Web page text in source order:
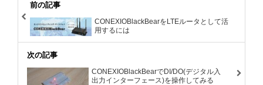
前の記事
CONEXIOBlackBearをLTEルータとして活
用するには
次の記事
CONEXIOBlackBearでDI/DO(デジタル入
出力インターフェース)を操作してみる